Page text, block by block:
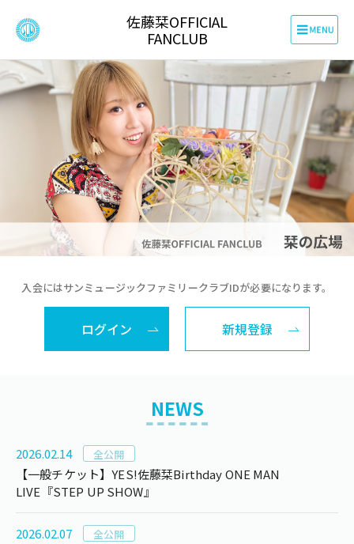
佐藤栞OFFICIAL
FANCLUB
入会にはサンミュージックファミリークラブIDが必要になります。
ログイン 新規登録
NEWS
2026.02.14 全公開
【一般チケット】YES!佐藤栞Birthday ONE MAN
LIVE『STEP UP SHOW』
2026.02.07 全公開